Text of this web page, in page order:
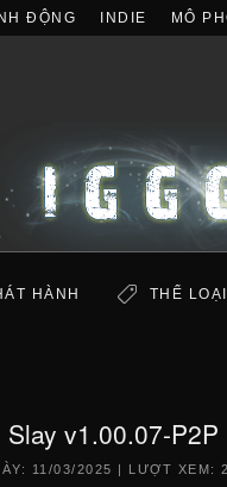
ĐỘNG INDIE MÔ
HÀNH THỂ
v1.00.07-P2P
11/03/2025 | LƯỢT XEM: